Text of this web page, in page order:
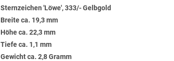
Sternzeichen 'Löwe', 333/- Gelbgold
Breite ca. 19,3 mm
Höhe ca. 22,3 mm
Tiefe ca. 1,1 mm
Gewicht ca. 2,8 Gramm